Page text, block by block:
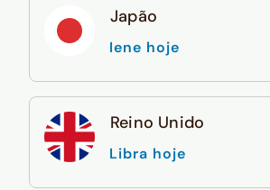
Japão
Iene hoje
Reino Unido
Libra hoje